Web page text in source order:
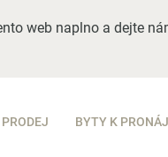
web naplno a dejte
BYTY K